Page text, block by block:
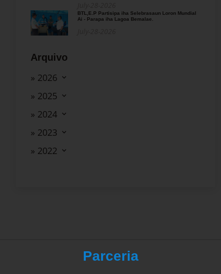
BTL,E.P Partisipa iha Selebrasaun Loron Mundial
Ai - Parapa iha Lagoa Bemalae.
Arquivo
» 2026
» 2025
» 2024
» 2023
» 2022
Parceria